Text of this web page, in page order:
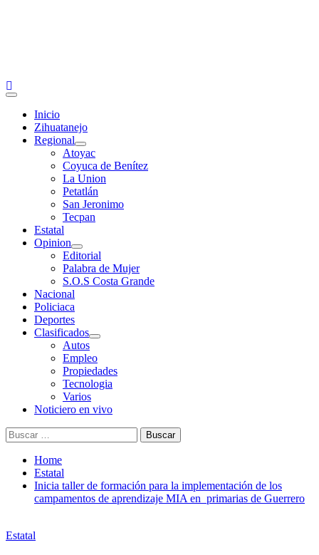
Primary
Inicio
Zihuatanejo
Regional
Atoyac
Coyuca de Benítez
La Union
Petatlán
San Jeronimo
Tecpan
Estatal
Opinion
Editorial
Palabra de Mujer
S.O.S Costa Grande
Nacional
Policiaca
Deportes
Clasificados
Autos
Empleo
Propiedades
Tecnologia
Varios
Noticiero en vivo
Buscar:
Home
Estatal
Inicia taller de formación para la implementación de los
campamentos de aprendizaje MIA en primarias de Guerrero
Estatal